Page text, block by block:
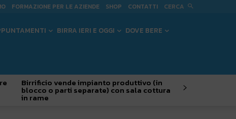
FORMAZIONE PER LE AZIENDE SHOP CONTATTI CERCA
BIRRA IERI E OGGI DOVE BERE
Birrificio vende impianto produttivo (in
blocco o parti separate) con sala cottura
in rame